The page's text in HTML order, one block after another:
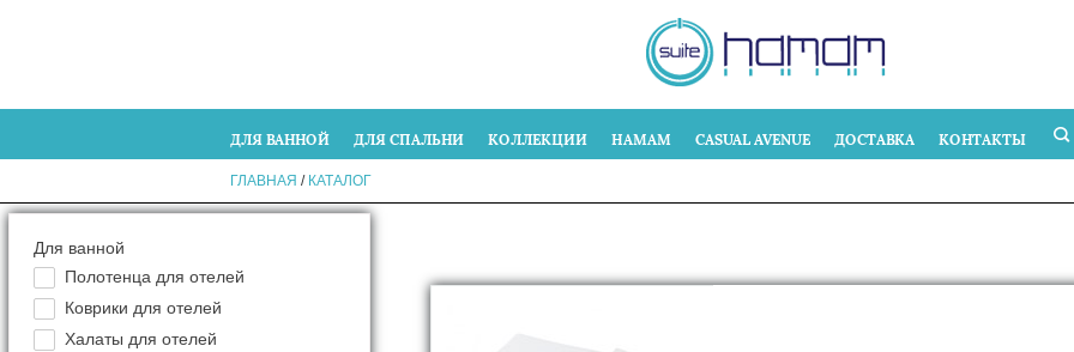
ДЛЯ ВАННОЙ ДЛЯ СПАЛЬНИ КОЛЛЕКЦИИ HAMAM CASUAL AVENUE ДОСТАВКА КОНТАКТЫ
ГЛАВНАЯ / КАТАЛОГ
Для ванной
Полотенца для отелей
Коврики для отелей
Халаты для отелей